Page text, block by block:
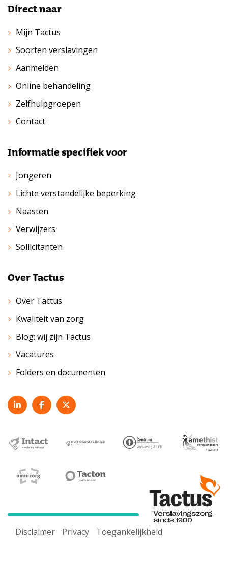
Direct naar
Mijn Tactus
Soorten verslavingen
Aanmelden
Online behandeling
Zelfhulpgroepen
Contact
Informatie specifiek voor
Jongeren
Lichte verstandelijke beperking
Naasten
Verwijzers
Sollicitanten
Over Tactus
Over Tactus
Kwaliteit van zorg
Blog: wij zijn Tactus
Vacatures
Folders en documenten
Disclaimer Privacy Toegankelijkheid